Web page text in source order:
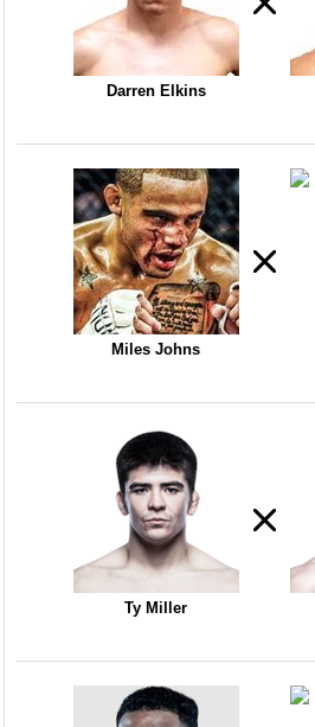
Darren Elkins
Miles Johns
Ty Miller